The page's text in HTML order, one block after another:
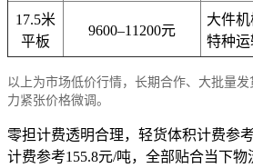
17.5米
平板
9600–11200元
大件机
特种运
以上为市场低价行情，长期合作、大批量
力紧张价格微调。
零担计费透明合理，轻货体积计费参
计费参考155.8元/吨，全部贴合当下物